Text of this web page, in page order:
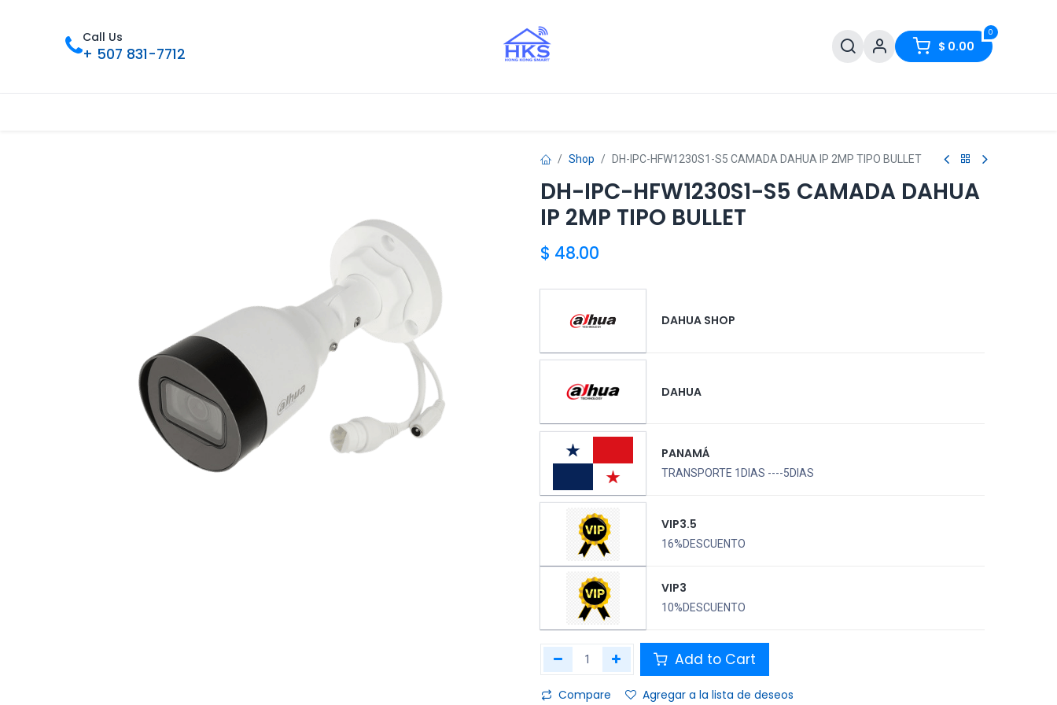
Call Us
+ 507 831-7712
0
$ 0.00
Shop DH-IPC-HFW1230S1-S5 CAMADA DAHUA IP 2MP TIPO BULLET
DH-IPC-HFW1230S1-S5 CAMADA DAHUA
IP 2MP TIPO BULLET
$ 48.00
DAHUA SHOP
DAHUA
PANAMÁ
TRANSPORTE 1DIAS ----5DIAS
VIP3.5
16%DESCUENTO
VIP3
10%DESCUENTO
Add to Cart
Compare Agregar a la lista de deseos